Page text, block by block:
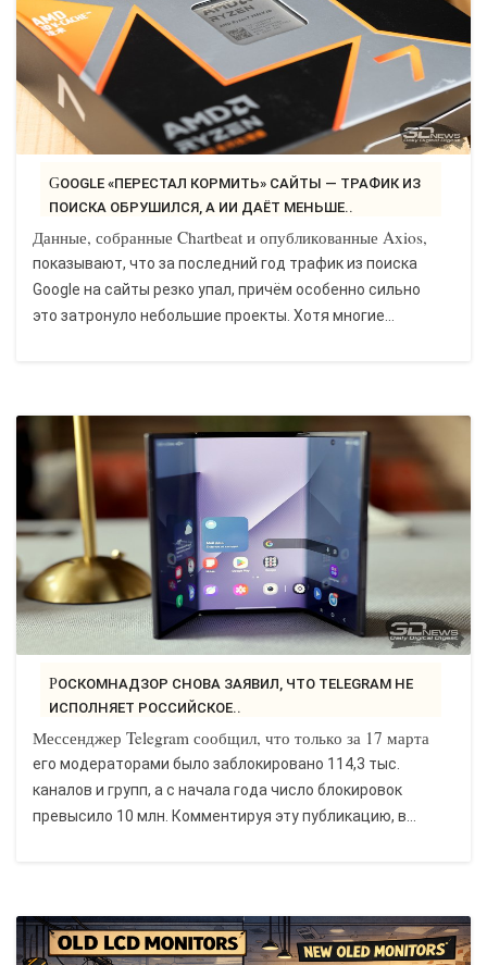
GOOGLE «ПЕРЕСТАЛ КОРМИТЬ» САЙТЫ — ТРАФИК ИЗ
ПОИСКА ОБРУШИЛСЯ, А ИИ ДАЁТ МЕНЬШЕ..
Данные, собранные Chartbeat и опубликованные Axios,
показывают, что за последний год трафик из поиска
Google на сайты резко упал, причём особенно сильно
это затронуло небольшие проекты. Хотя многие...
РОСКОМНАДЗОР СНОВА ЗАЯВИЛ, ЧТО TELEGRAM НЕ
ИСПОЛНЯЕТ РОССИЙСКОЕ..
Мессенджер Telegram сообщил, что только за 17 марта
его модераторами было заблокировано 114,3 тыс.
каналов и групп, а с начала года число блокировок
превысило 10 млн. Комментируя эту публикацию, в...